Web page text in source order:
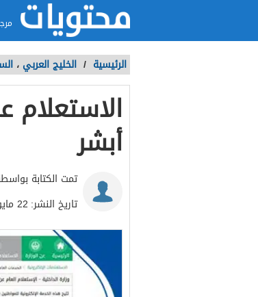
الرئيسية / الخليج العربي ،
الاستعلام
أبشر
تمت الكتابة
تاريخ النشر: 22 مايو 2025 - 6:09م